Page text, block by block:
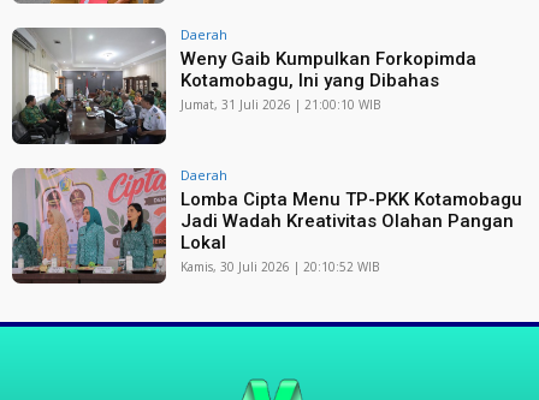
Daerah
Weny Gaib Kumpulkan Forkopimda
Kotamobagu, Ini yang Dibahas
Jumat, 31 Juli 2026 | 21:00:10 WIB
Daerah
Lomba Cipta Menu TP-PKK Kotamobagu
Jadi Wadah Kreativitas Olahan Pangan
Lokal
Kamis, 30 Juli 2026 | 20:10:52 WIB